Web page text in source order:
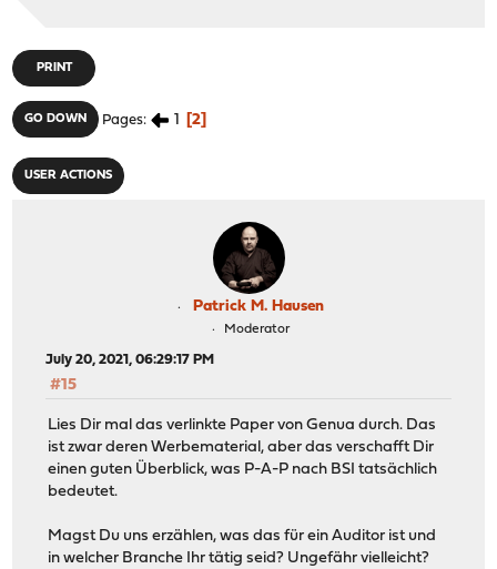
PRINT
GO DOWN Pages 1 2
USER ACTIONS
Patrick M. Hausen
Moderator
July 20, 2021, 06:29:17 PM
#15
Lies Dir mal das verlinkte Paper von Genua durch. Das
ist zwar deren Werbematerial, aber das verschafft Dir
einen guten Überblick, was P-A-P nach BSI tatsächlich
bedeutet.
Magst Du uns erzählen, was das für ein Auditor ist und
in welcher Branche Ihr tätig seid? Ungefähr vielleicht?